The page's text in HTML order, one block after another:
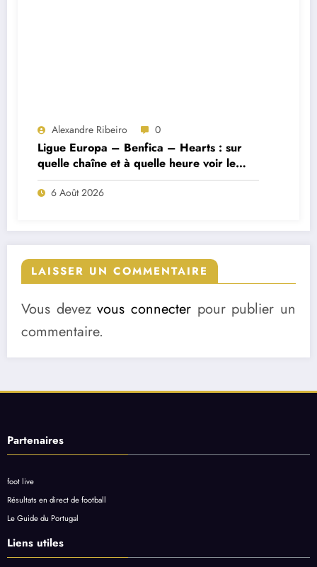
Alexandre Ribeiro 0
Ligue Europa – Benfica – Hearts : sur
quelle chaîne et à quelle heure voir le
match ?
6 Août 2026
LAISSER UN COMMENTAIRE
Vous devezvous connecter pour publier un
commentaire.
Partenaires
foot live
Résultats en direct de football
Le Guide du Portugal
Liens utiles